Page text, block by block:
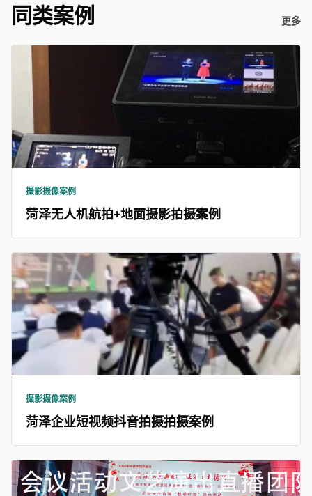
同类案例 更多
摄影摄像案例
菏泽无人机航拍+地面摄影拍摄案例
摄影摄像案例
菏泽企业短视频抖音拍摄拍摄案例